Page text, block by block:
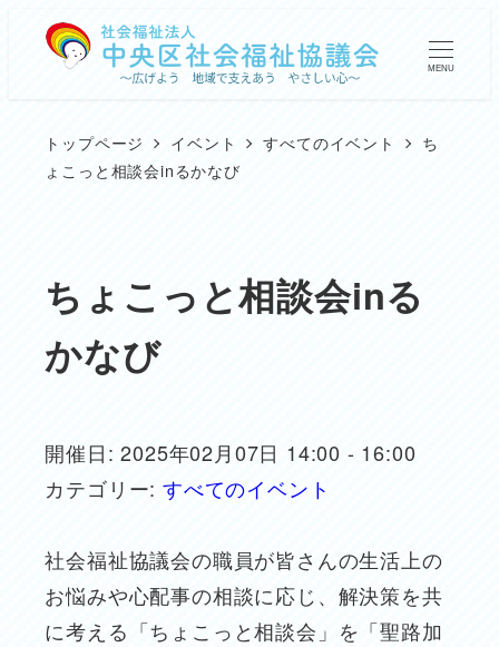
MENU
トップページ イベント すべてのイベント
ち
ょこっと相談会inるかなび
ちょこっと相談会inる
かなび
開催日: 2025年02月07日 14:00 - 16:00
カテゴリー: すべてのイベント
社会福祉協議会の職員が皆さんの生活上の
お悩みや心配事の相談に応じ、解決策を共
に考える「ちょこっと相談会」を「聖路加